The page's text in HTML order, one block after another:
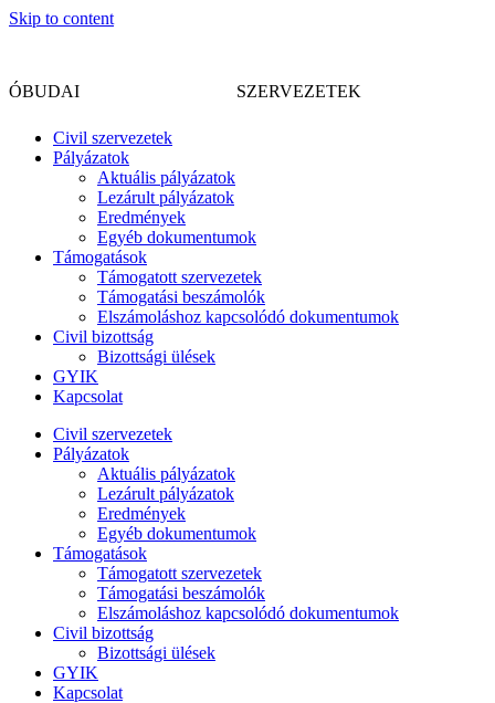
Skip to content
ÓBUDAI SZERVEZETEK
Civil szervezetek
Pályázatok
Aktuális pályázatok
Lezárult pályázatok
Eredmények
Egyéb dokumentumok
Támogatások
Támogatott szervezetek
Támogatási beszámolók
Elszámoláshoz kapcsolódó dokumentumok
Civil bizottság
Bizottsági ülések
GYIK
Kapcsolat
Civil szervezetek
Pályázatok
Aktuális pályázatok
Lezárult pályázatok
Eredmények
Egyéb dokumentumok
Támogatások
Támogatott szervezetek
Támogatási beszámolók
Elszámoláshoz kapcsolódó dokumentumok
Civil bizottság
Bizottsági ülések
GYIK
Kapcsolat